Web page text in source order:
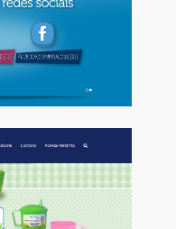
nos processos do